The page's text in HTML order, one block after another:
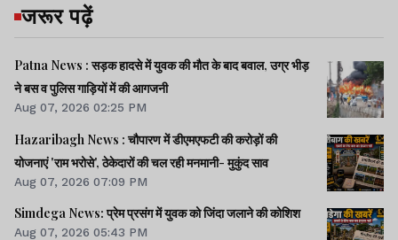
जरूर पढ़ें
Patna News : सड़क हादसे में युवक की मौत के बाद बवाल, उग्र भीड़
ने बस व पुलिस गाड़ियों में की आगजनी
Aug 07, 2026 02:25 PM
Hazaribagh News : चौपारण में डीएमएफटी की करोड़ों की
योजनाएं 'राम भरोसे', ठेकेदारों की चल रही मनमानी- मुकुंद साव
Aug 07, 2026 07:09 PM
Simdega News: प्रेम प्रसंग में युवक को जिंदा जलाने की कोशिश
Aug 07, 2026 05:43 PM